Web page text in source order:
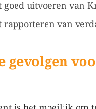
goed uitvoeren van
rapporteren van
gevolgen